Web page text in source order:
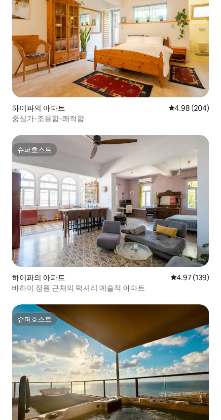
하이파의 아파트 평점 4.98점(5
4.98 (204)
중심가-조용함-쾌적함
슈퍼호스트
슈퍼호스트
하이파의 아파트 평점 4.97점(5
4.97 (139)
바하이 정원 근처의 럭셔리 예술적 아파트
슈퍼호스트
슈퍼호스트